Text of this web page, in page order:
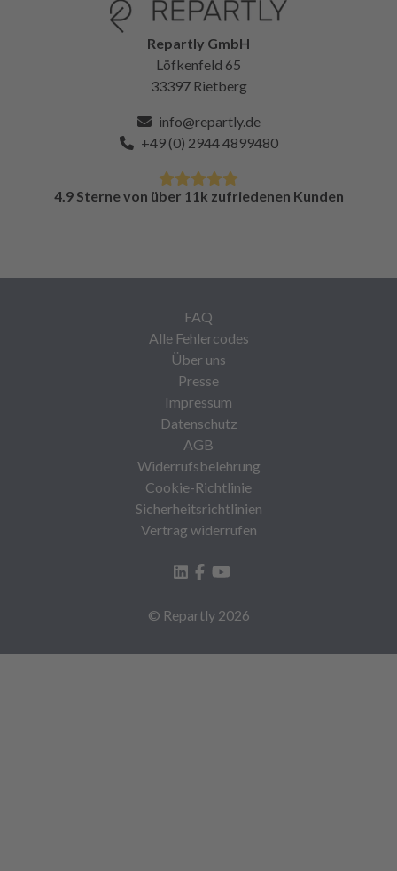
Repartly GmbH
Löfkenfeld 65
33397 Rietberg
info@repartly.de
+49 (0) 2944 4899480
4.9 Sterne von über 11k zufriedenen Kunden
FAQ
Alle Fehlercodes
Über uns
Presse
Impressum
Datenschutz
AGB
Widerrufsbelehrung
Cookie-Richtlinie
Sicherheitsrichtlinien
Vertrag widerrufen
© Repartly 2026